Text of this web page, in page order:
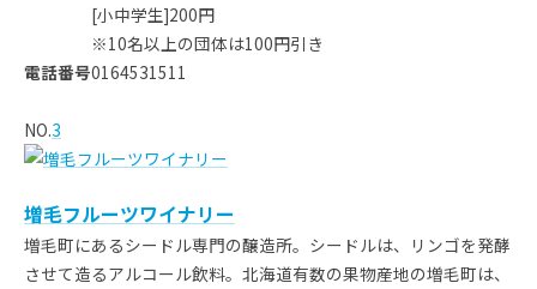
[小中学生]200円
※10名以上の団体は100円引き
電話番号0164531511
NO.3
増毛フルーツワイナリー
増毛町にあるシードル専門の醸造所。シードルは、リンゴを発酵
させて造るアルコール飲料。北海道有数の果物産地の増毛町は、